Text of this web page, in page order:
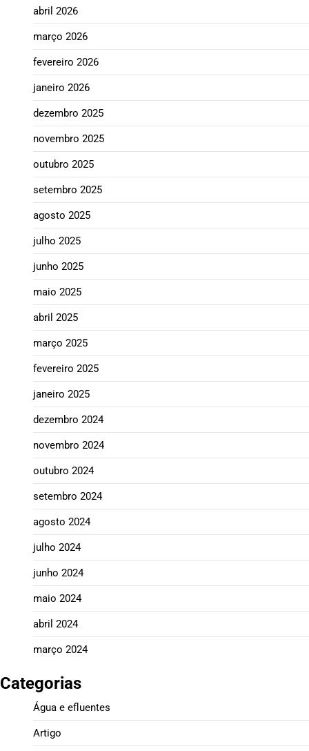
abril 2026
março 2026
fevereiro 2026
janeiro 2026
dezembro 2025
novembro 2025
outubro 2025
setembro 2025
agosto 2025
julho 2025
junho 2025
maio 2025
abril 2025
março 2025
fevereiro 2025
janeiro 2025
dezembro 2024
novembro 2024
outubro 2024
setembro 2024
agosto 2024
julho 2024
junho 2024
maio 2024
abril 2024
março 2024
Categorias
Água e efluentes
Artigo